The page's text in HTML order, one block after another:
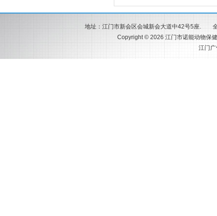
地址：江门市新会区会城新会大道中42号5座.
Copyright © 2026 江门市诺能动物保
江门